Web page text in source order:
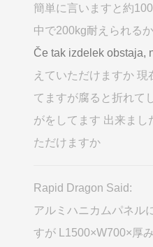
簡単に言いますと約
中で200kg耐えられる
Če tak izdelek obstaja,
えていただけますか
てますが腐ると折れて
がをしてます 出来まし
ただけますか
Rapid Dragon Said:
アルミハニカムパネル
すが L1500×W700×厚